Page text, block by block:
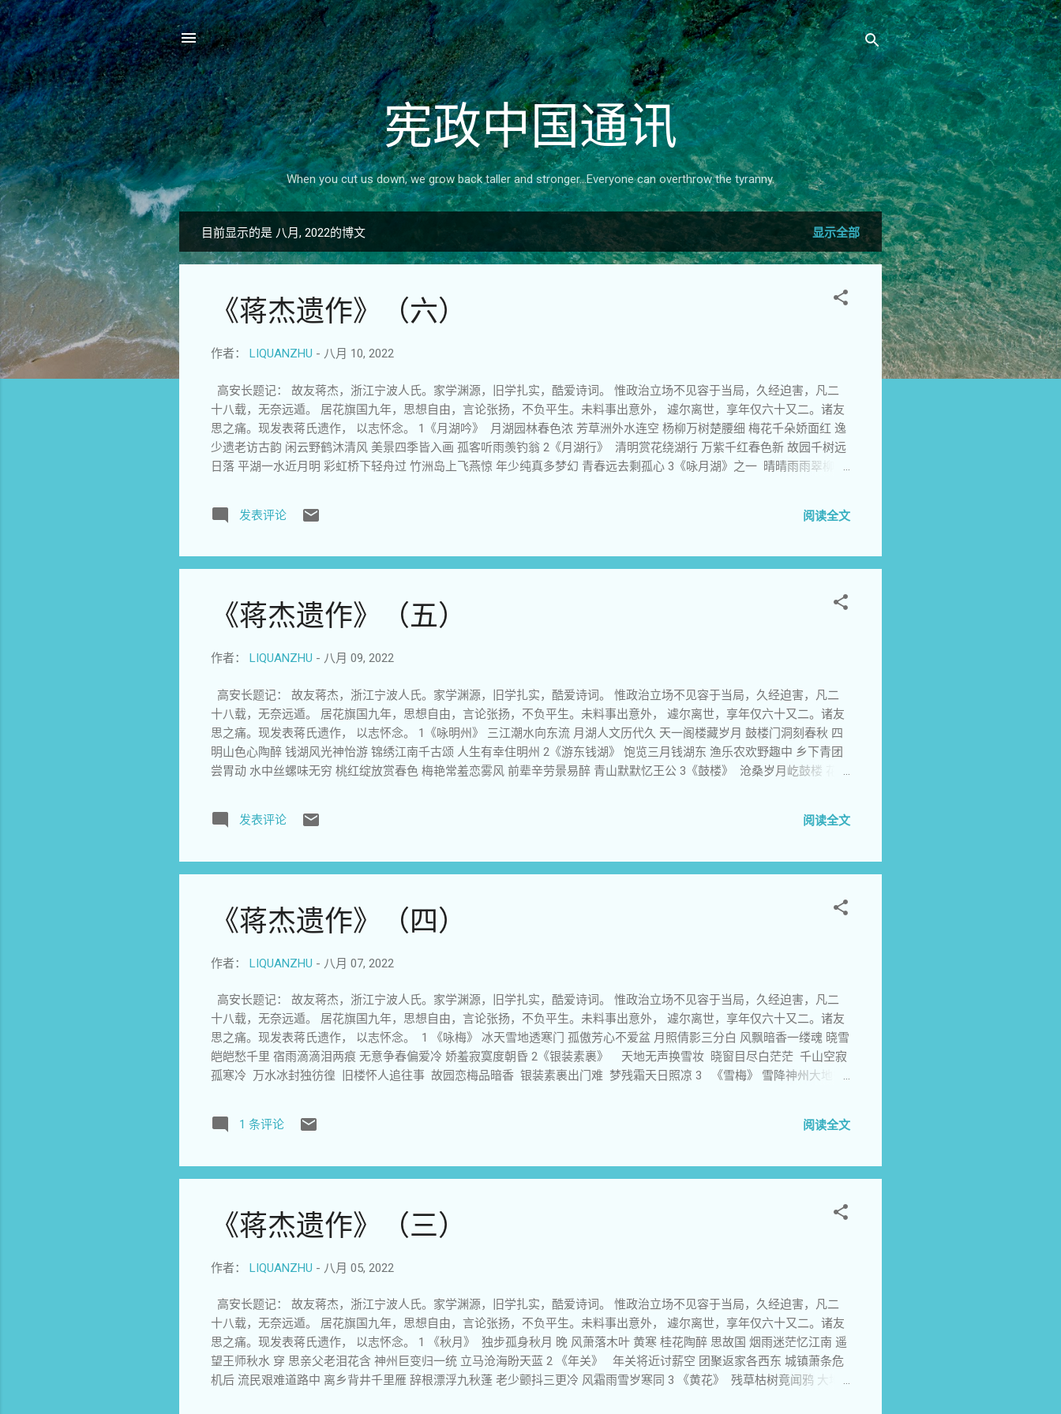
跳至主要内容
宪政中国通讯
When you cut us down, we grow back taller and stronger...Everyone can overthrow the tyranny.
文
目前显示的是 八月, 2022的博文 显示全部
《蒋杰遗作》（六）
作者： LIQUANZHU - 八月 10, 2022
高安长题记： 故友蒋杰，浙江宁波人氏。家学渊源，旧学扎实，酷爱诗词。 惟政治立场不见容于当局，久经迫害，凡二
十八载，无奈远遁。 居花旗国九年，思想自由，言论张扬，不负平生。未料事出意外， 遽尔离世，享年仅六十又二。诸友
思之痛。现发表蒋氏遗作， 以志怀念。 1《月湖吟》 月湖园林春色浓 芳草洲外水连空 杨柳万树楚腰细 梅花千朵娇面红 逸
少遗老访古韵 闲云野鹤沐清风 美景四季皆入画 孤客听雨羡钓翁 2《月湖行》 清明赏花绕湖行 万紫千红春色新 故园千树远
日落 平湖一水近月明 彩虹桥下轻舟过 竹洲岛上飞燕惊 年少纯真多梦幻 青春远去剩孤心 3《咏月湖》之一 晴晴雨雨翠柳斜
往 事归隐月湖落日斜 5《游月湖》 月湖沿岸四徘徊 老 宅 古屋厚壁苔 千树悄由天气变 百花静随季节开 桥影碧水闲相照 凋
月正南 前朝望族堂依旧 历代文物量可观 诗意多因景易醉 天光水色共蔚蓝 7《初晴游月湖》 夜雨初停湖面盈 朝云冷暖变阴
艳柳青日欲斜 满园春色忘归家 风轻闲坐观垂钓 云淡邀约品绿茶 望湖亭前荷叶翠 银台第内古董佳 儿童不管春将暮 戏闹喧哗
踏落花 9《月湖夜》 月湖夜色静无风 桥洞弯弯倒映中 蝶睡蜂息花寂寞 云润雨泽树想容 桂花阵阵香飘远 水榭皎皎月挂空 唐
蕊飘香远 杨柳空枝等暖风 花木有情人有幸 千 年月湖不妆 容 这 10 首诗（七律）陆续写于 2011 年春至 2012 年春， 2012
发表评论 阅读全文
《蒋杰遗作》（五）
作者： LIQUANZHU - 八月 09, 2022
高安长题记： 故友蒋杰，浙江宁波人氏。家学渊源，旧学扎实，酷爱诗词。 惟政治立场不见容于当局，久经迫害，凡二
十八载，无奈远遁。 居花旗国九年，思想自由，言论张扬，不负平生。未料事出意外， 遽尔离世，享年仅六十又二。诸友
思之痛。现发表蒋氏遗作， 以志怀念。 1《咏明州》 三江潮水向东流 月湖人文历代久 天一阁楼藏岁月 鼓楼门洞刻春秋 四
明山色心陶醉 钱湖风光神怡游 锦绣江南千古颂 人生有幸住明州 2《游东钱湖》 饱览三月钱湖东 渔乐农欢野趣中 乡下青团
尝胃动 水中丝螺味无穷 桃红绽放赏春色 梅艳常羞恋雾风 前辈辛劳景易醉 青山默默忆王公 3《鼓楼》 沧桑岁月屹鼓楼 花落
村》 云雾飘渺绕翠峰 枫红梅绿沐雨风 仙笔乡睡溪流外 葛竹村躺山岙中 百姓娓娓谈往事 古屋代代敬祖宗 民国遗韵依稀看
人杰地灵忆蒋公 5《葛竹村感悟》 先贤故里久闻名 烟雨空朦景色新 百年古村躲世外 前朝旧宅守空灵 有胆杀贼英烈血 无力
败剑需长 江山变色血无尽 华夏陆沉夜未央 泪浸遗民几代恨 青天何日再重光 7《访葛竹过晦溪》 孤村世外树参天 翠岙清新
曙城楼望有愁 梅花娇艳伴杨柳 大钟阵阵民国韵 风雨潇潇历朝楼 月湖绿林唐宋景 银台黄叶明清秋 明州沉淀千年事 四明三江
东海流 9《登滕王阁》 雄阁高耸浪淘沙 沧桑岁月忆繁华 声声歌舞随风去 字字诗文匾额嘉 秋水晴空飞白鹭 孤舟夕照落彩霞
绝唱雄文思少勃 千秋胜地叹宏图 西风瑟瑟悲人意 如画江山落日孤 11 题元黄公望《富春山居图》 古画新辉祈神灵 富春山水
布》 自然...
发表评论 阅读全文
《蒋杰遗作》（四）
作者： LIQUANZHU - 八月 07, 2022
高安长题记： 故友蒋杰，浙江宁波人氏。家学渊源，旧学扎实，酷爱诗词。 惟政治立场不见容于当局，久经迫害，凡二
十八载，无奈远遁。 居花旗国九年，思想自由，言论张扬，不负平生。未料事出意外， 遽尔离世，享年仅六十又二。诸友
思之痛。现发表蒋氏遗作， 以志怀念。 1 《咏梅》 冰天雪地透寒门 孤傲芳心不爱盆 月照倩影三分白 风飘暗香一缕魂 晓雪
皑皑愁千里 宿雨滴滴泪两痕 无意争春偏爱冷 娇羞寂寞度朝昏 2《银装素裹》 天地无声换雪妆 晓窗目尽白茫茫 千山空寂
孤寒冷 万水冰封独彷徨 旧楼怀人追往事 故园恋梅品暗香 银装素裹出门难 梦残霜天日照凉 3 《雪梅》 雪降神州大地宁
《腊梅》 霜天万木未争荣 潇洒仙姿斗严冬 朵朵素容明寒雪 清清暗香任晨风 孤高玉蕊甘幽雅 绝俗芳心远月浓 皑皑冰天她
更艳 凌空笑傲百花红 5 《红梅》 冬日观光树有灵， 清香孤放觅知音， 萧萧风冷松涛响， 淡淡云寒水流轻， 纨绔满樽遗
地 暮立庭园风摇林 花魂孤零依水冷 芳心寂寞傍山阴 睨笑怯懦群英杳 独傲疏枝月色侵 7 《梅魂》 冰河银山白无垠 严冬万木
（咏梅） 风雨送旧年， 飞雪迎新岁。 最爱冰封大地寒， 笑颜盈妩媚。 独傲远群芳， 性喜孤陶醉。 冷艳仙姿绝色香， 月
照花魂睡。 这7 首诗（七律）陆续写于2011 年冬至2012 年春， 2012年6 月12 日重新整理。 高安长先生供稿
1 条评论 阅读全文
《蒋杰遗作》（三）
作者： LIQUANZHU - 八月 05, 2022
高安长题记： 故友蒋杰，浙江宁波人氏。家学渊源，旧学扎实，酷爱诗词。 惟政治立场不见容于当局，久经迫害，凡二
十八载，无奈远遁。 居花旗国九年，思想自由，言论张扬，不负平生。未料事出意外， 遽尔离世，享年仅六十又二。诸友
思之痛。现发表蒋氏遗作， 以志怀念。 1 《秋月》 独步孤身秋月 晚 风萧落木叶 黄寒 桂花陶醉 思故国 烟雨迷茫忆江南 遥
望王师秋水 穿 思亲父老泪花含 神州巨变归一统 立马沧海盼天蓝 2 《年关》 年关将近讨薪空 团聚返家各西东 城镇萧条危
机后 流民艰难道路中 离乡背井千里雁 辞根漂浮九秋蓬 老少颤抖三更冷 风霜雨雪岁寒同 3 《黄花》 残草枯树竟闻鸦 大地